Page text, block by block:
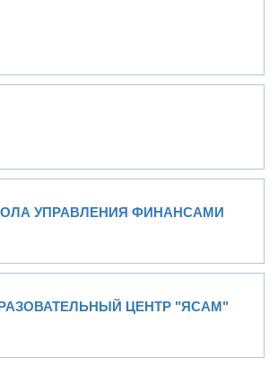
УПРАВЛЕНИЯ ФИНАНСАМИ
ЦЕНТР "ЯСАМ"